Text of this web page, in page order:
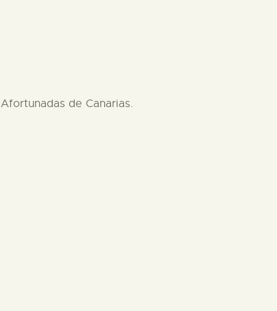
de Canarias.